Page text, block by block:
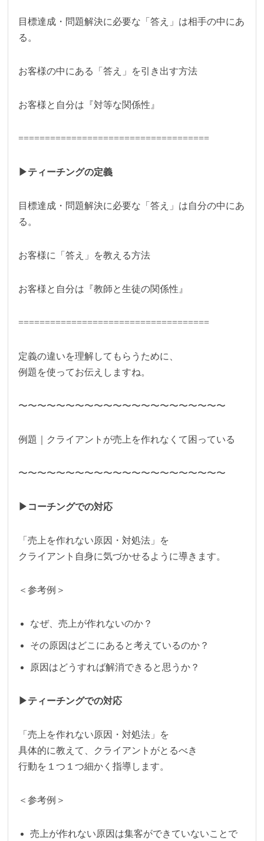
目標達成・問題解決に必要な「答え」は相手の中にあ
る。
お客様の中にある「答え」を引き出す方法
お客様と自分は『対等な関係性』
====================================
▶︎ティーチングの定義
目標達成・問題解決に必要な「答え」は自分の中にあ
る。
お客様に「答え」を教える方法
お客様と自分は『教師と生徒の関係性』
====================================
定義の違いを理解してもらうために、
例題を使ってお伝えしますね。
〜〜〜〜〜〜〜〜〜〜〜〜〜〜〜〜〜〜〜〜〜〜
例題｜クライアントが売上を作れなくて困っている
〜〜〜〜〜〜〜〜〜〜〜〜〜〜〜〜〜〜〜〜〜〜
▶︎コーチングでの対応
「売上を作れない原因・対処法」を
クライアント自身に気づかせるように導きます。
＜参考例＞
なぜ、売上が作れないのか？
その原因はどこにあると考えているのか？
原因はどうすれば解消できると思うか？
▶︎ティーチングでの対応
「売上を作れない原因・対処法」を
具体的に教えて、クライアントがとるべき
行動を１つ１つ細かく指導します。
＜参考例＞
売上が作れない原因は集客ができていないことで